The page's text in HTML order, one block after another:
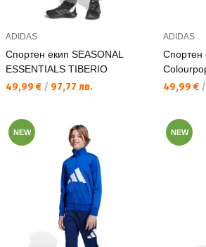
ADIDAS
Спортен екип SEASONAL
ESSENTIALS TIBERIO
Текуща цена:
49,99 € / 97,77 лв.
ADIDAS
Спортен
Текуща
49,99 € /
NEW NEW